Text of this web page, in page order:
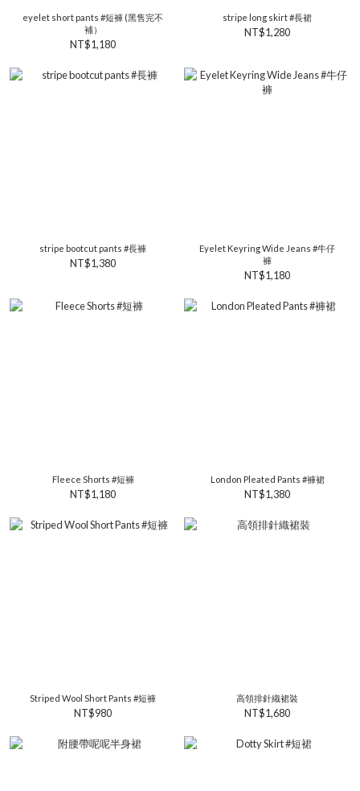
eyelet short pants #短褲 (黑售完不
補）
NT$1,180
stripe long skirt #長裙
NT$1,280
stripe bootcut pants #長褲
NT$1,380
Eyelet Keyring Wide Jeans #牛仔
褲
NT$1,180
Fleece Shorts #短褲
NT$1,180
London Pleated Pants #褲裙
NT$1,380
Striped Wool Short Pants #短褲
NT$980
高領排針織裙裝
NT$1,680